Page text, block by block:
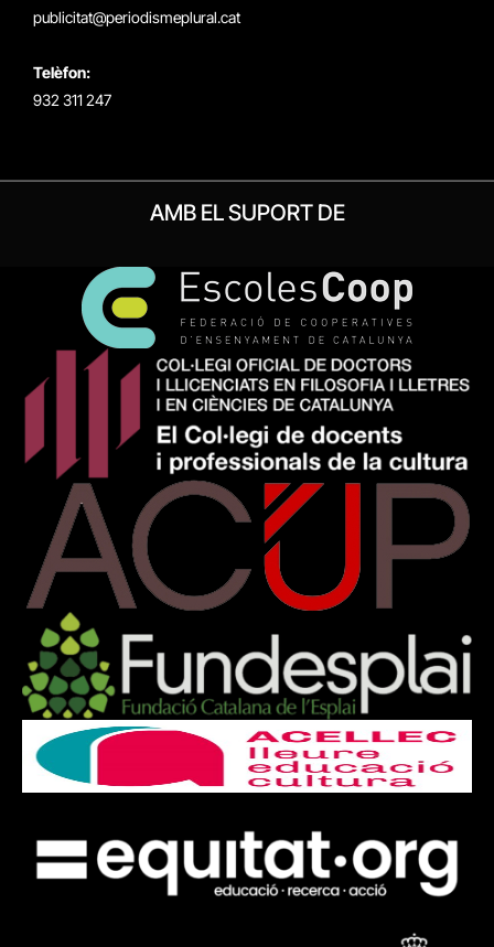
publicitat@periodismeplural.cat
Telèfon:
932 311 247
AMB EL SUPORT DE